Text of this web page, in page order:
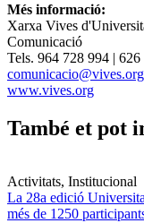
Més informació:
Xarxa Vives
Comunicació
Tels. 964 728 994 |
comunicacio@vives.org
www.vives.org
També et pot
Activitats, Institucional
La 28a edició
més de 1250